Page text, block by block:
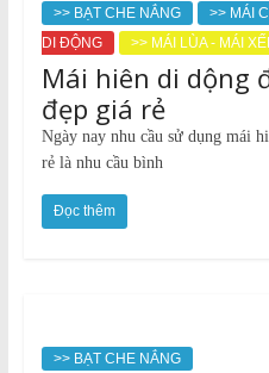
>> BẠT CHE NẮNG >> MÁI
DI ĐỘNG
>> MÁI LÙA - MÁI
Mái hiên di dộng
đẹp giá rẻ
Ngày nay nhu cầu sử dụng mái
rẻ là nhu cầu bình
Đọc thêm
>> BẠT CHE NẮNG